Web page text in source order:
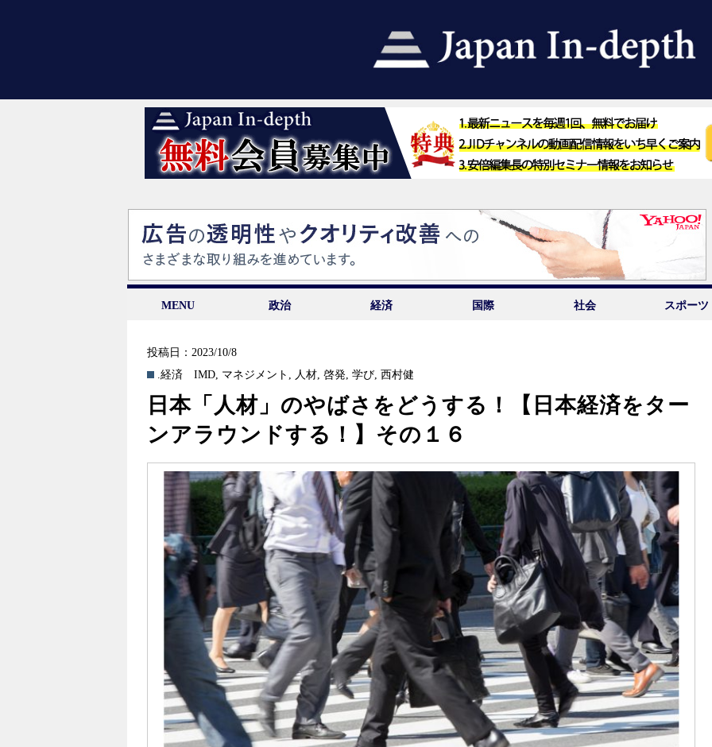
MENU 政治 経済 国際 社会 スポーツ
投稿日：2023/10/8
.経済
IMD, マネジメント , 人材,啓発,学び,西村健
日本「人材」のやばさをどうする！【日本経済をター
ンアラウンドする！】その１６